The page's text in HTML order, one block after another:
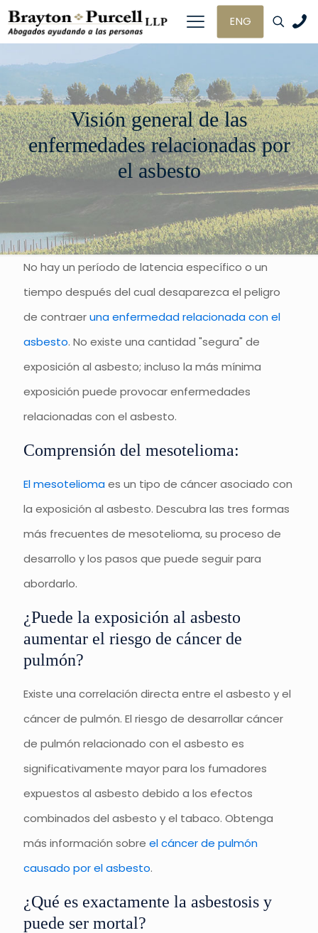
ENG
Visión general de las
enfermedades relacionadas por
el asbesto
No hay un período de latencia específico o un
tiempo después del cual desaparezca el peligro
de contraeruna enfermedad relacionada con el
asbesto. No existe una cantidad "segura" de
exposición al asbesto; incluso la más mínima
exposición puede provocar enfermedades
relacionadas con el asbesto.
Comprensión del mesotelioma:
El mesoteliomaes un tipo de cáncer asociado con
la exposición al asbesto. Descubra las tres formas
más frecuentes de mesotelioma, su proceso de
desarrollo y los pasos que puede seguir para
abordarlo.
¿Puede la exposición al asbesto
aumentar el riesgo de cáncer de
pulmón?
Existe una correlación directa entre el asbesto y el
cáncer de pulmón. El riesgo de desarrollar cáncer
de pulmón relacionado con el asbesto es
significativamente mayor para los fumadores
expuestos al asbesto debido a los efectos
combinados del asbesto y el tabaco. Obtenga
más información sobre el cáncer de pulmón
causado por el asbesto.
¿Qué es exactamente la asbestosis y
puede ser mortal?